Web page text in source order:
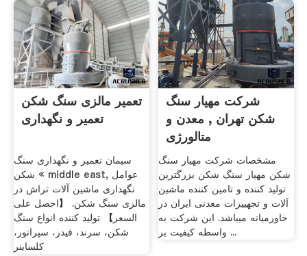
تعمیر مالزی سنگ شکن
تعمیر و نگهداری
سیمان تعمیر و نگهداری سنگ
شکن « middle east, عوامل
نگهداری ماشین آلات تراش در
مالزی سنگ شکن. 【احصل على
السعر】 تولید کننده انواع سنگ
شکن، سرند، فیدر، سپراتور،
کلساینر
شرکت مهیار سنگ
شکن تهران , معدن و
متالورژی
مشخصات شرکت مهیار سنگ
شکن مهیار سنگ شکن بزرگترین
تولید کننده و تامین کننده ماشین
آلات و تجهییزات معدنی ایران در
خاورمیانه میباشد. این شرکت به
واسطه کیفیت بر ...